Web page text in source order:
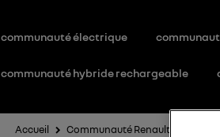
communauté électrique
communauté hybride rechargeable
Accueil Communauté Renault 5 E-Tech